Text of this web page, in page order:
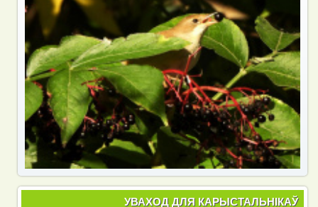
УВАХОД ДЛЯ КАРЫСТАЛЬНІКАЎ